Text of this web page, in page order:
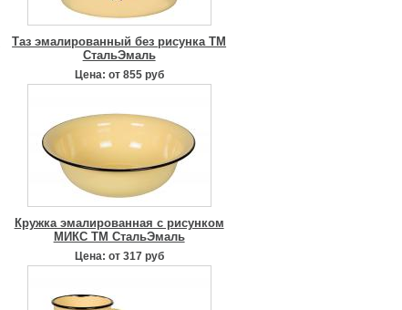
Таз эмалированный без рисунка ТМ
СтальЭмаль
Цена: от 855 руб
Кружка эмалированная с рисунком
МИКС ТМ СтальЭмаль
Цена: от 317 руб